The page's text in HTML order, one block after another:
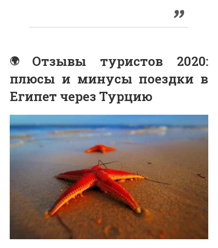
Отзывы туристов 2020:
плюсы и минусы поездки в
Египет через Турцию